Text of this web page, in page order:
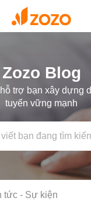
Zozo Blog
trợ bạn xây dựng
tuyến vững mạnh
tức - Sự kiện